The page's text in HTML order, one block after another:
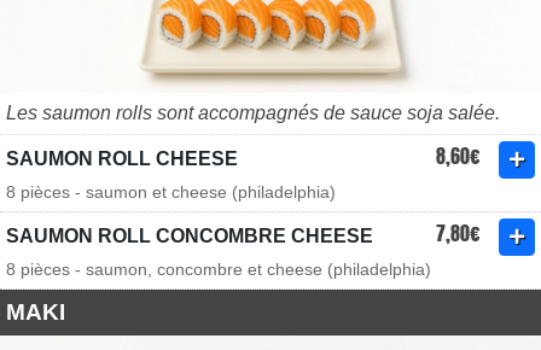
Les saumon rolls sont accompagnés de sauce soja salée.
SAUMON ROLL CHEESE 8,60€
8 pièces - saumon et cheese (philadelphia)
SAUMON ROLL CONCOMBRE CHEESE 7,80€
8 pièces - saumon, concombre et cheese (philadelphia)
MAKI